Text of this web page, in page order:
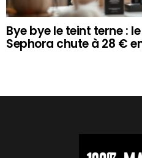
Bye bye le teint terne :
Sephora chute à 28 €